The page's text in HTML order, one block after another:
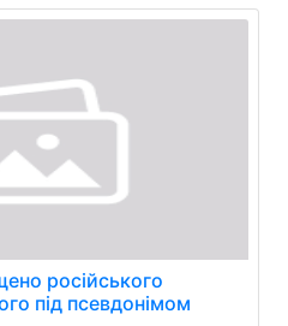
російського
під псевдонімом